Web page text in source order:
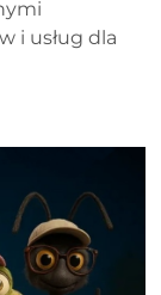
i usług dla